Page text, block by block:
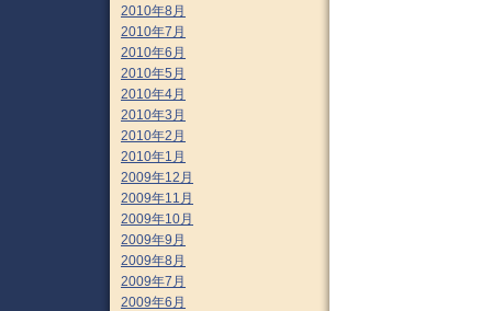
2010年8月
2010年7月
2010年6月
2010年5月
2010年4月
2010年3月
2010年2月
2010年1月
2009年12月
2009年11月
2009年10月
2009年9月
2009年8月
2009年7月
2009年6月